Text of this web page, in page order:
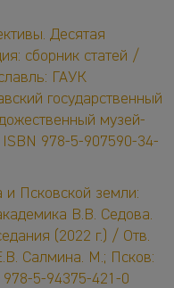
Десятая
сборник статей /
ГАУК
государственный
музей-
ISBN 978-5-907590-34-
и Псковской земли:
В.В. Седова.
(2022 г.) / Отв.
Салмина. М.; Псков:
5-94375-421-0